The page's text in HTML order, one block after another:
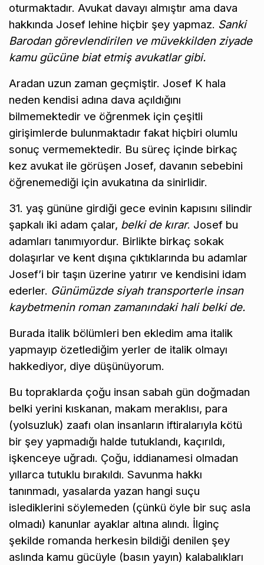
oturmaktadır. Avukat davayı almıştır ama dava
hakkında Josef lehine hiçbir şey yapmaz. Sanki
Barodan görevlendirilen ve müvekkilden ziyade
kamu gücüne biat etmiş avukatlar gibi.
Aradan uzun zaman geçmiştir. Josef K hala
neden kendisi adına dava açıldığını
bilmemektedir ve öğrenmek için çeşitli
girişimlerde bulunmaktadır fakat hiçbiri olumlu
sonuç vermemektedir. Bu süreç içinde birkaç
kez avukat ile görüşen Josef, davanın sebebini
öğrenemediği için avukatına da sinirlidir.
31. yaş gününe girdiği gece evinin kapısını silindir
şapkalı iki adam çalar, belki de kırar. Josef bu
adamları tanımıyordur. Birlikte birkaç sokak
dolaşırlar ve kent dışına çıktıklarında bu adamlar
Josef’i bir taşın üzerine yatırır ve kendisini idam
ederler. Günümüzde siyah transporterle insan
kaybetmenin roman zamanındaki hali belki de.
Burada italik bölümleri ben ekledim ama italik
yapmayıp özetlediğim yerler de italik olmayı
hakkediyor, diye düşünüyorum.
Bu topraklarda çoğu insan sabah gün doğmadan
belki yerini kıskanan, makam meraklısı, para
(yolsuzluk) zaafı olan insanların iftiralarıyla kötü
bir şey yapmadığı halde tutuklandı, kaçırıldı,
işkenceye uğradı. Çoğu, iddianamesi olmadan
yıllarca tutuklu bırakıldı. Savunma hakkı
tanınmadı, yasalarda yazan hangi suçu
islediklerini söylemeden (çünkü öyle bir suç asla
olmadı) kanunlar ayaklar altına alındı. İlginç
şekilde romanda herkesin bildiği denilen şey
aslında kamu gücüyle (basın yayın) kalabalıkları